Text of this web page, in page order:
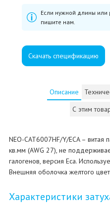
Если нужной длины или
пишите нам.
Скачать спецификацию
Описание
С этим
NEO-CAT6007HF/Y/ECA – витая
кв.мм (AWG 27), не
галогенов, версия Eca.
Внешняя оболочка желтого
Характеристики